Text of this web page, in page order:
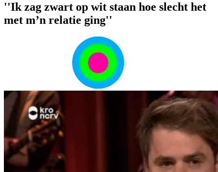
''Ik zag zwart op wit staan hoe slecht het
met m’n relatie ging''